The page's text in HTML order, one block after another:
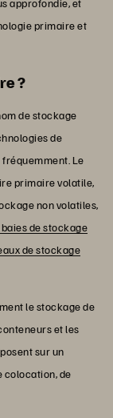
primaire et
?
de stockage
de
Le
primaire volatile,
non volatiles,
baies de stockage
de stockage
le stockage de
et les
sur un
colocation, de